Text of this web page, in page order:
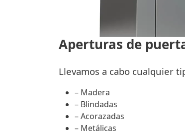
Aperturas de
Llevamos a cabo cualquier
– Madera
– Blindadas
– Acorazadas
– Metálicas